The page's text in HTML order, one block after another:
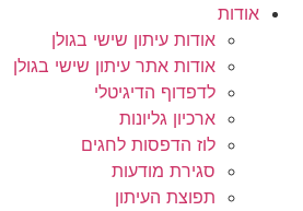
אודות
אודות עיתון שישי בגולן
אודות אתר עיתון שישי בגולן
לדפדוף הדיגיטלי
ארכיון גליונות
לוז הדפסות לחגים
סגירת מודעות
תפוצת העיתון